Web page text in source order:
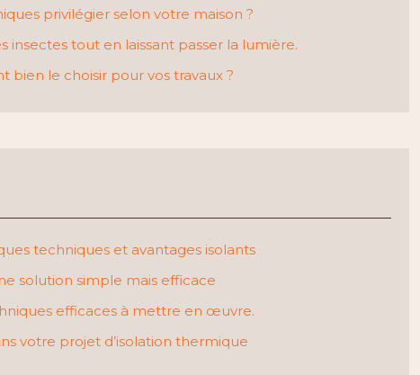
privilégier selon votre maison ?
tout en laissant passer la lumière.
bien le choisir pour vos travaux ?
techniques et avantages isolants
solution simple mais efficace
efficaces à mettre en œuvre.
votre projet d’isolation thermique